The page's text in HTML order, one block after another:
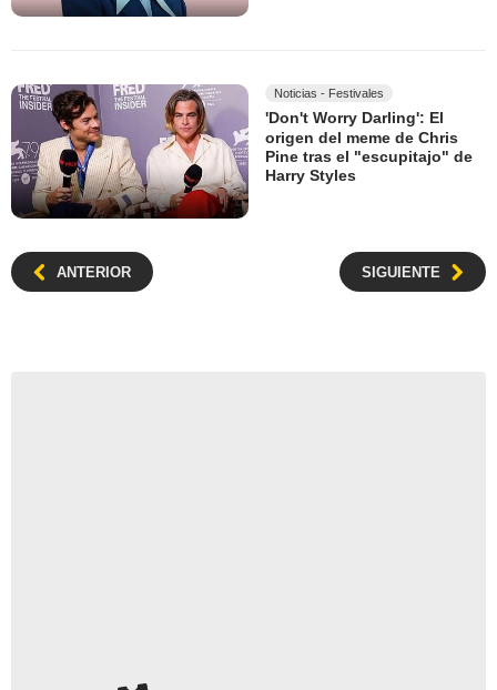
Noticias - Festivales
'Don't Worry Darling': El
origen del meme de Chris
Pine tras el "escupitajo" de
Harry Styles
ANTERIOR SIGUIENTE